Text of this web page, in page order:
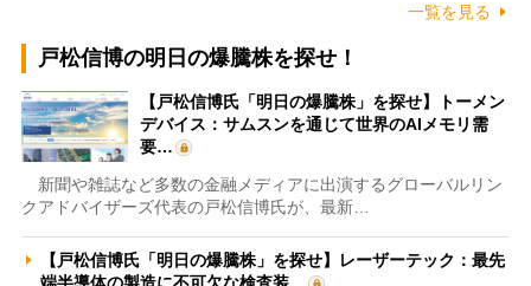
一覧を見る
戸松信博の明日の爆騰株を探せ！
【戸松信博氏「明日の爆騰株」を探せ】トーメン
デバイス：サムスンを通じて世界のAIメモリ需
要…
新聞や雑誌など多数の金融メディアに出演するグローバルリン
クアドバイザーズ代表の戸松信博氏が、最新…
【戸松信博氏「明日の爆騰株」を探せ】レーザーテック：最先
端半導体の製造に不可欠な検査装…